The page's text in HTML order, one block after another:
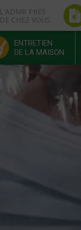
L'ADMR PRÈS
DE CHEZ VOUS
ENTRETIEN
DE LA MAISON